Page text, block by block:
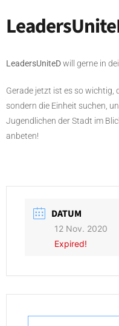
LeadersUniteDwill gerne in
Gerade jetzt ist es so wichtig,
sondern die Einheit suchen,
Jugendlichen der Stadt im
anbeten!
DATUM
12 Nov. 2020
Expired!